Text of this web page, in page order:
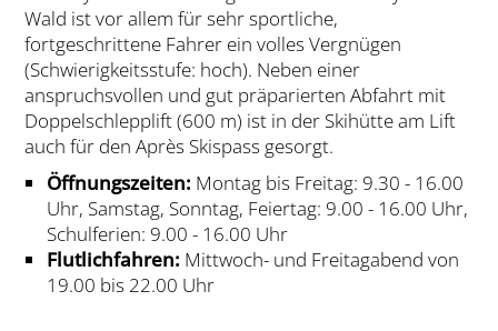
Wald ist vor allem für sehr sportliche,
fortgeschrittene Fahrer ein volles Vergnügen
(Schwierigkeitsstufe: hoch). Neben einer
anspruchsvollen und gut präparierten Abfahrt mit
Doppelschlepplift (600 m) ist in der Skihütte am Lift
auch für den Après Skispass gesorgt.
Öffnungszeiten: Montag bis Freitag: 9.30 - 16.00
Uhr, Samstag, Sonntag, Feiertag: 9.00 - 16.00 Uhr,
Schulferien: 9.00 - 16.00 Uhr
Flutlichfahren: Mittwoch- und Freitagabend von
19.00 bis 22.00 Uhr